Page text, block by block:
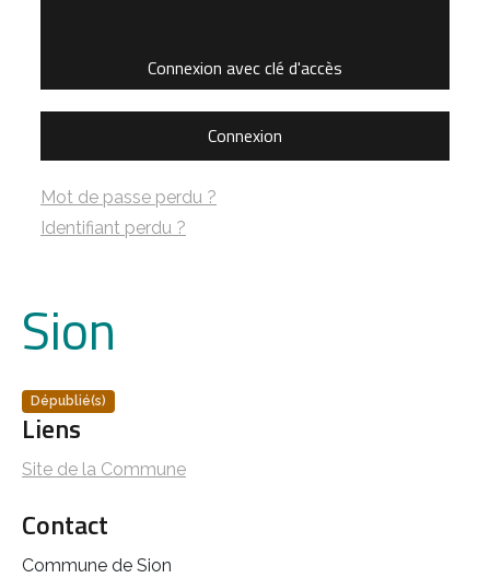
Connexion avec clé d'accès
Connexion
Mot de passe perdu ?
Identifiant perdu ?
Sion
Dépublié(s)
Liens
Site de la Commune
Contact
Commune de Sion